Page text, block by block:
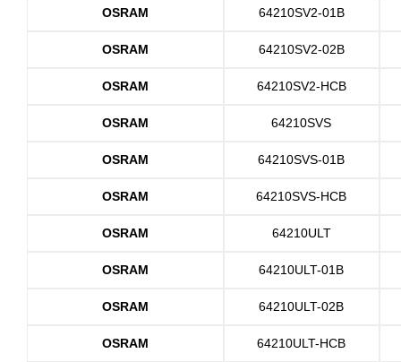
OSRAM 64210SV2-01B
OSRAM 64210SV2-02B
OSRAM 64210SV2-HCB
OSRAM 64210SVS
OSRAM 64210SVS-01B
OSRAM 64210SVS-HCB
OSRAM 64210ULT
OSRAM 64210ULT-01B
OSRAM 64210ULT-02B
OSRAM 64210ULT-HCB